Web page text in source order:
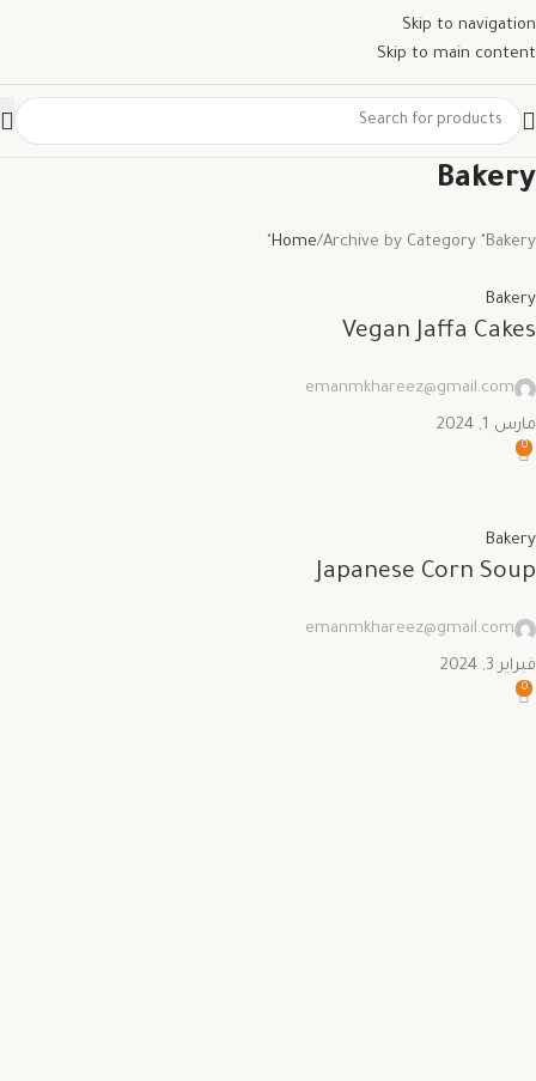
Skip to navigation
Skip to main content
Bakery
Home Archive by Category "Bakery"
01
مارس
Bakery
Vegan Jaffa Cakes
emanmkhareez@gmail.com
مارس 1, 2024
0
03
فبراير
Bakery
Japanese Corn Soup
emanmkhareez@gmail.com
فبراير 3, 2024
0